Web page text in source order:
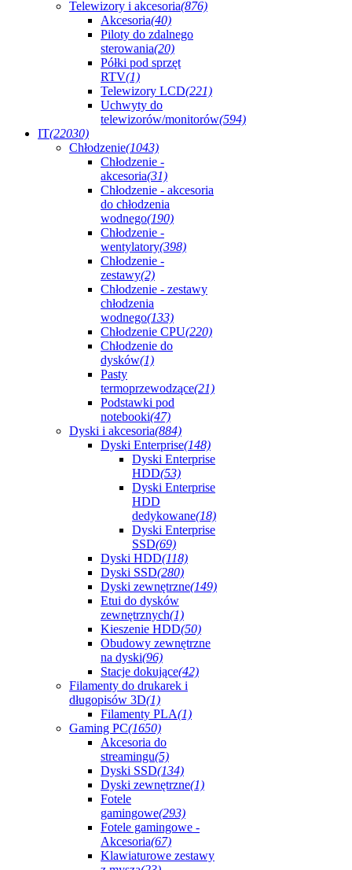
Telewizory i akcesoria(876)
Akcesoria(40)
Piloty do zdalnego
sterowania(20)
Półki pod sprzęt
RTV(1)
Telewizory LCD(221)
Uchwyty do
telewizorów/monitorów(594)
IT(22030)
Chłodzenie(1043)
Chłodzenie -
akcesoria(31)
Chłodzenie - akcesoria
do chłodzenia
wodnego(190)
Chłodzenie -
wentylatory(398)
Chłodzenie -
zestawy(2)
Chłodzenie - zestawy
chłodzenia
wodnego(133)
Chłodzenie CPU(220)
Chłodzenie do
dysków(1)
Pasty
termoprzewodzące(21)
Podstawki pod
notebooki(47)
Dyski i akcesoria(884)
Dyski Enterprise(148)
Dyski Enterprise
HDD(53)
Dyski Enterprise
HDD
dedykowane(18)
Dyski Enterprise
SSD(69)
Dyski HDD(118)
Dyski SSD(280)
Dyski zewnętrzne(149)
Etui do dysków
zewnętrznych(1)
Kieszenie HDD(50)
Obudowy zewnętrzne
na dyski(96)
Stacje dokujące(42)
Filamenty do drukarek i
długopisów 3D(1)
Filamenty PLA(1)
Gaming PC(1650)
Akcesoria do
streamingu(5)
Dyski SSD(134)
Dyski zewnętrzne(1)
Fotele
gamingowe(293)
Fotele gamingowe -
Akcesoria(67)
Klawiaturowe zestawy